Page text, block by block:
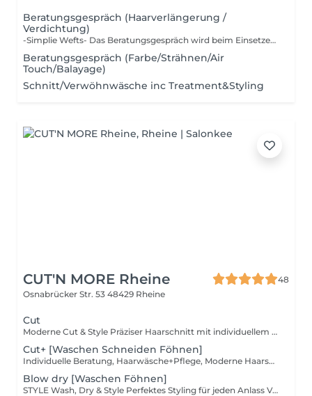
Beratungsgespräch (Haarverlängerung /
Verdichtung)
-Simplie Wefts- Das Beratungsgespräch wird beim Einsetzen verrechnet inkl. einer kostenlosen Extensions-Bürste als Goodie für dich gratis dazu! Jetzt Termin sichern!
Beratungsgespräch (Farbe/Strähnen/Air
Touch/Balayage)
Schnitt/Verwöhnwäsche inc Treatment&Styling
CUT'N MORE Rheine
48
Osnabrücker Str. 53 48429 Rheine
Cut
Moderne Cut & Style Präziser Haarschnitt mit individuellem Styling modern, typgerecht und mit den besten Produkten von Paul Mitchell.
Cut+ [Waschen Schneiden Föhnen]
Individuelle Beratung, Haarwäsche+Pflege, Moderne Haarschnitt und Styling
Blow dry [Waschen Föhnen]
STYLE Wash, Dry & Style Perfektes Styling für jeden Anlass Volumen, Glanz und Halt mit Paul Mitchell Finishing-